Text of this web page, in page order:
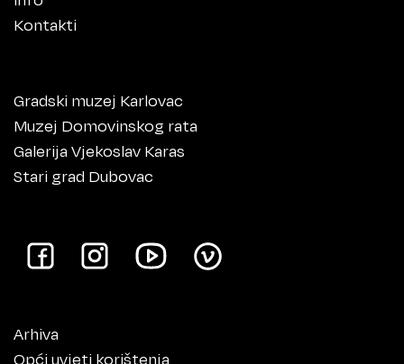
Kontakti
Gradski muzej Karlovac
Muzej Domovinskog rata
Galerija Vjekoslav Karas
Stari grad Dubovac
Arhiva
Opći uvjeti korištenja